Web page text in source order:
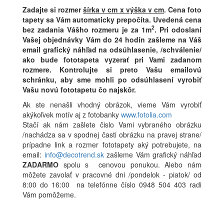
Zadajte si rozmeršírka v cm x výška v cm. Cena foto
tapety sa Vám automaticky prepočíta. Uvedená cena
bez zadania Vášho rozmeru je za 1m2. Pri odoslaní
Vašej objednávky Vám do 24 hodín zašleme na Váš
email grafický náhľad na odsúhlasenie, /schválenie/
ako bude fototapeta vyzerať pri Vami zadanom
rozmere. Kontrolujte si preto Vašu emailovú
schránku, aby sme mohli po odsúhlasení vyrobiť
Vašu novú fototapetu čo najskôr.
Ak ste nenašli vhodný obrázok, vieme Vám vyrobiť
akýkoľvek motív aj z fotobanky www.fotolia.com
Stačí ak nám zašlete čislo Vami vybraného obrázku
/nachádza sa v spodnej časti obrázku na pravej strane/
prípadne link a rozmer fototapety aký potrebujete, na
email: info@decotrend.skzašleme Vám grafický náhľad
ZADARMO spolu s cenovou ponukou. Alebo nám
môžete zavolať v pracovné dni /pondelok - piatok/ od
8:00 do 16:00 na telefónne číslo 0948 504 403 radi
Vám pomôžeme.